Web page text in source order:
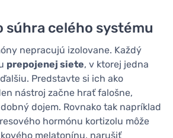
súhra celého systému
nepracujú izolovane. Každý
prepojenej siete, v ktorej jedna
Predstavte si ich ako
nástroj začne hrať falošne,
dojem. Rovnako tak napríklad
hormónu kortizolu môže
melatonínu, narušiť